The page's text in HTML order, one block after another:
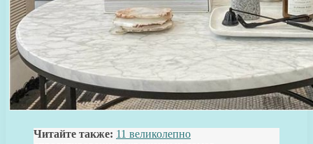
Читайте также: 11 великолепно